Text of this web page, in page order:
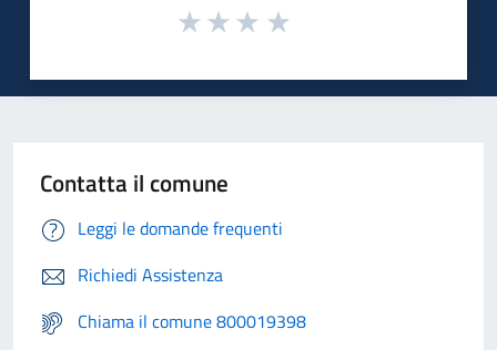
Contatta il comune
Leggi le domande frequenti
Richiedi Assistenza
Chiama il comune 800019398